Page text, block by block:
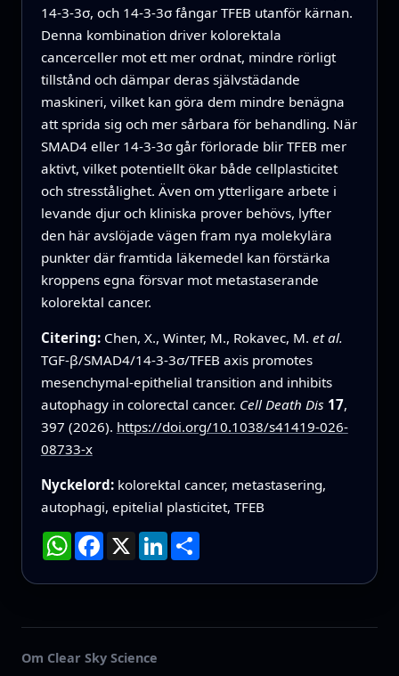
14‑3‑3σ, och 14‑3‑3σ fångar TFEB utanför kärnan.
Denna kombination driver kolorektala
cancerceller mot ett mer ordnat, mindre rörligt
tillstånd och dämpar deras självstädande
maskineri, vilket kan göra dem mindre benägna
att sprida sig och mer sårbara för behandling. När
SMAD4 eller 14‑3‑3σ går förlorade blir TFEB mer
aktivt, vilket potentiellt ökar både cellplasticitet
och stresstålighet. Även om ytterligare arbete i
levande djur och kliniska prover behövs, lyfter
den här avslöjade vägen fram nya molekylära
punkter där framtida läkemedel kan förstärka
kroppens egna försvar mot metastaserande
kolorektal cancer.
Citering: Chen, X., Winter, M., Rokavec, M. et al.
TGF-β/SMAD4/14-3-3σ/TFEB axis promotes
mesenchymal-epithelial transition and inhibits
autophagy in colorectal cancer. Cell Death Dis 17,
397 (2026). https://doi.org/10.1038/s41419-026-
08733-x
Nyckelord: kolorektal cancer, metastasering,
autophagi, epitelial plasticitet, TFEB
WhatsApp
Facebook
X LinkedIn
Dela
Om Clear Sky Science